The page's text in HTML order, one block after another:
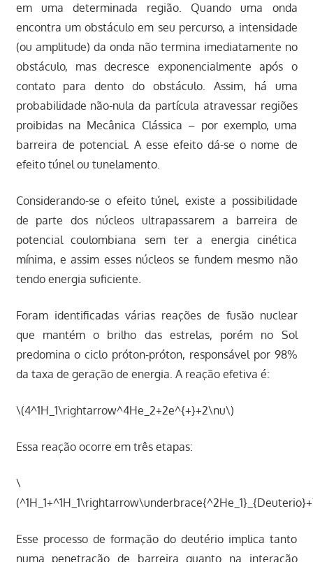
em uma determinada região. Quando uma onda
encontra um obstáculo em seu percurso, a intensidade
(ou amplitude) da onda não termina imediatamente no
obstáculo, mas decresce exponencialmente após o
contato para dento do obstáculo. Assim, há uma
probabilidade não-nula da partícula atravessar regiões
proibidas na Mecânica Clássica – por exemplo, uma
barreira de potencial. A esse efeito dá-se o nome de
efeito túnel ou tunelamento.
Considerando-se o efeito túnel, existe a possibilidade
de parte dos núcleos ultrapassarem a barreira de
potencial coulombiana sem ter a energia cinética
mínima, e assim esses núcleos se fundem mesmo não
tendo energia suficiente.
Foram identificadas várias reações de fusão nuclear
que mantém o brilho das estrelas, porém no Sol
predomina o ciclo próton-próton, responsável por 98%
da taxa de geração de energia. A reação efetiva é:
\(4^1H_1\rightarrow^4He_2+2e^{+}+2\nu\)
Essa reação ocorre em três etapas:
\
Esse processo de formação do deutério implica tanto
numa penetração de barreira quanto na interação